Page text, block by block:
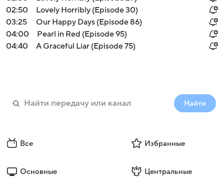
02:50
Lovely Horribly (Episode 30)
03:25
Our Happy Days (Episode 86)
04:00
Pearl in Red (Episode 95)
04:40
A Graceful Liar (Episode 75)
Найти
Все Избранные
Основные Центральные